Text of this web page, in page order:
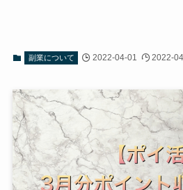
副業について 2022-04-01 2022-